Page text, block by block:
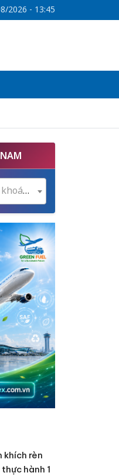
2026 - 13:45
Tìm kiếm mã chứng khoán...
khích rèn
hành 1